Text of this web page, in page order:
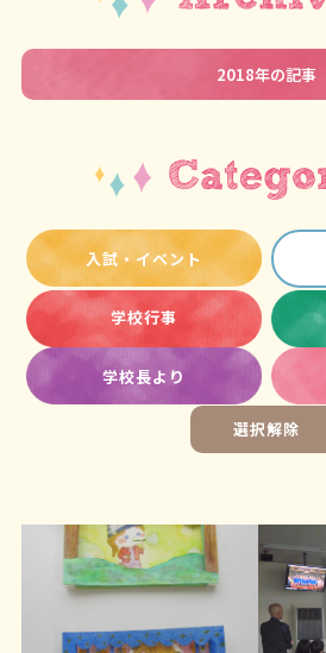
2018年の記事
入試・イベント
学校行事
学校長より
選択解除